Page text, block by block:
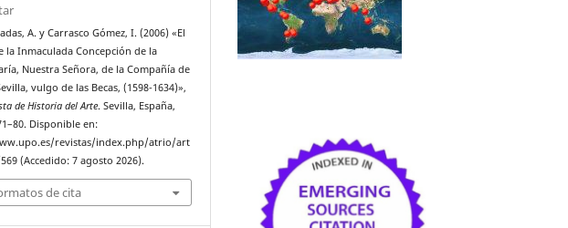
A. y Carrasco Gómez, I. (2006) «El
la Inmaculada Concepción de la
Nuestra Señora, de la Compañía de
vulgo de las Becas, (1598-1634)»,
de Historia del Arte. Sevilla, España,
Disponible en:
revistas/index.php/atrio/art
(Accedido: 7 agosto 2026).
de cita